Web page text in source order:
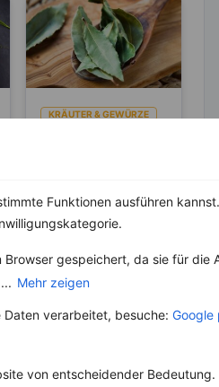
Funktionen ausführen
gespeichert, da sie für die
Mehr zeigen
verarbeitet, besuche: Google
von entscheidender Bedeutung.
KRÄUTER & GEWÜRZE
Aroma gewinnst
gehören zur Familie
der Lorbeergewächse
Lorbeerbaum geerntet.
die...